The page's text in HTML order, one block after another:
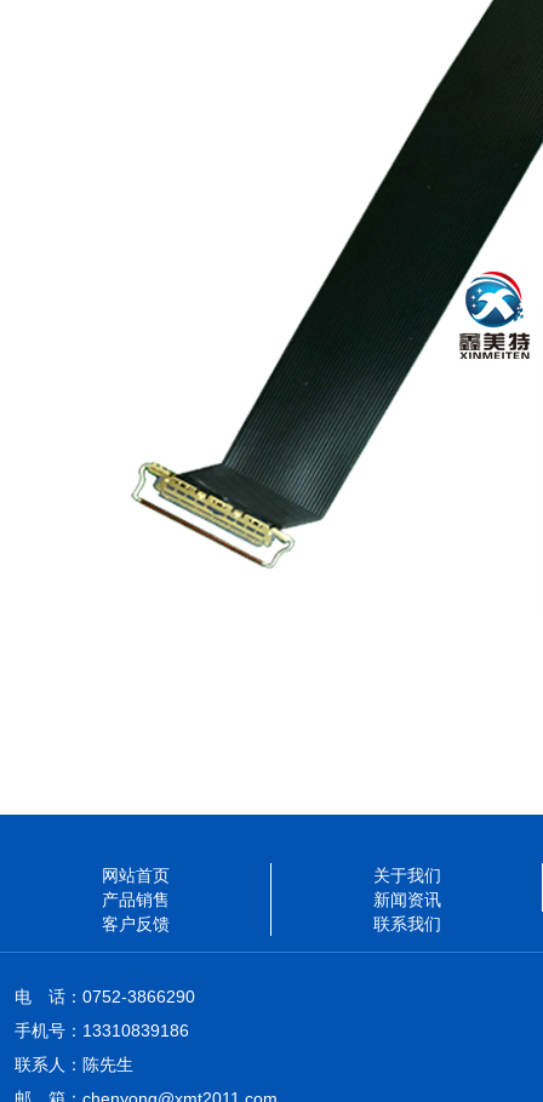
网站首页
关于我们
产品销售
新闻资讯
客户反馈
联系我们
电 话：0752-3866290
手机号：13310839186
联系人：陈先生